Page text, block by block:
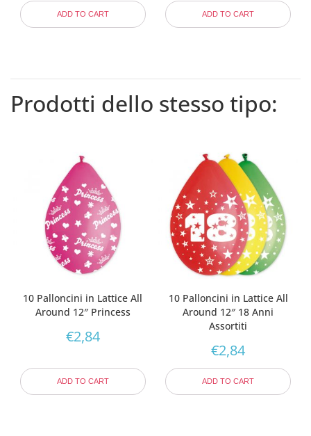
ADD TO CART ADD TO CART
Prodotti dello stesso tipo:
10 Palloncini in Lattice All
Around 12″ Princess
€2,84
ADD TO CART
10 Palloncini in Lattice All
Around 12″ 18 Anni
Assortiti
€2,84
ADD TO CART